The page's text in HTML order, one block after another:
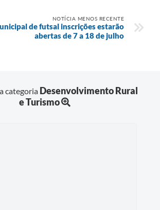
NOTÍCIA MENOS RECENTE
de futsal inscrições estarão
abertas de 7 a 18 de julho
categoria Desenvolvimento Rural
e Turismo